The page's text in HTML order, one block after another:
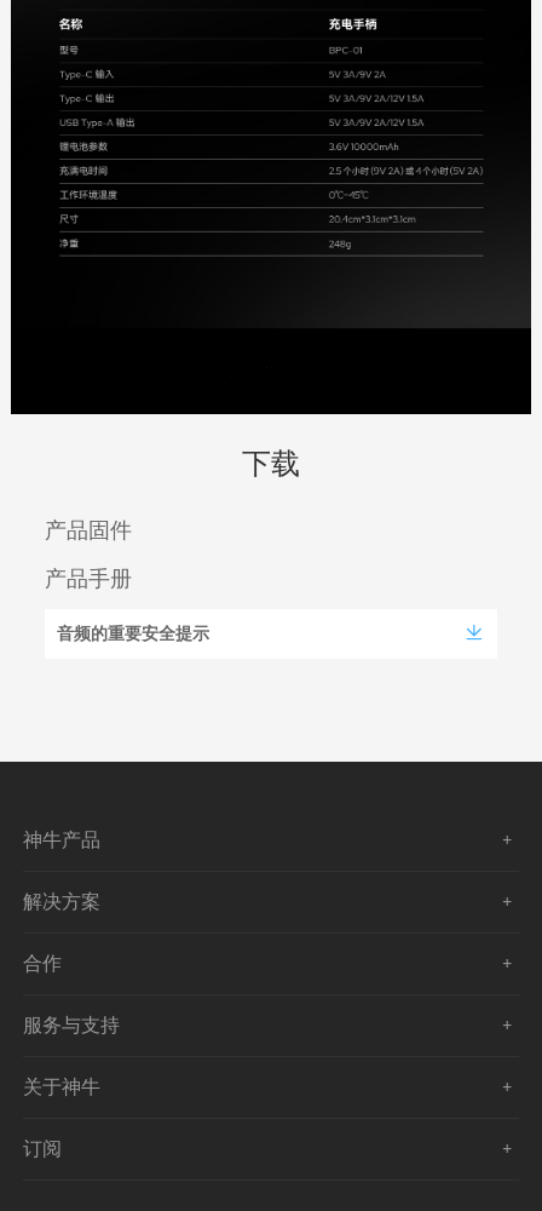
下载
产品固件
产品手册
音频的重要安全提示
神牛产品
解决方案
合作
服务与支持
关于神牛
订阅